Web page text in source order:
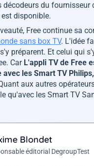
décodeurs du fournisseur
est disponible.
Free continue sa
sans box TV. L'idée
préparent. Et celui qui
Car L'appli TV de Free
avec les Smart TV
aux autres
qu'avec les Smart TV
Blondet
éditorial DegroupTest